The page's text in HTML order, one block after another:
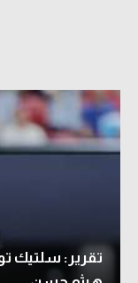
تقرير: سلتيك